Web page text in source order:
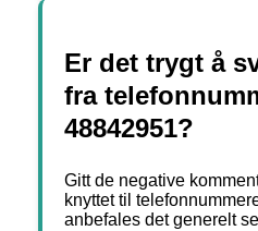
Er det trygt å
fra
48842951?
Gitt de negative
knyttet til
anbefales det generelt